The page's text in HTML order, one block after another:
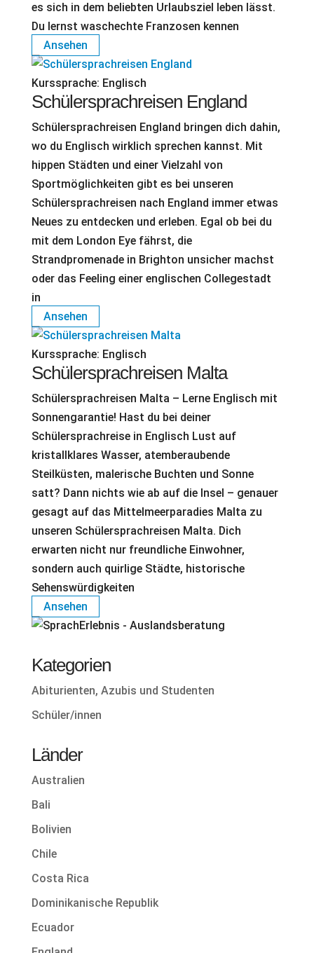
es sich in dem beliebten Urlaubsziel leben lässt.
Du lernst waschechte Franzosen kennen
Ansehen
Kurssprache: Englisch
Schülersprachreisen England
Schülersprachreisen England bringen dich dahin,
wo du Englisch wirklich sprechen kannst. Mit
hippen Städten und einer Vielzahl von
Sportmöglichkeiten gibt es bei unseren
Schülersprachreisen nach England immer etwas
Neues zu entdecken und erleben. Egal ob bei du
mit dem London Eye fährst, die
Strandpromenade in Brighton unsicher machst
oder das Feeling einer englischen Collegestadt
in
Ansehen
Kurssprache: Englisch
Schülersprachreisen Malta
Schülersprachreisen Malta – Lerne Englisch mit
Sonnengarantie! Hast du bei deiner
Schülersprachreise in Englisch Lust auf
kristallklares Wasser, atemberaubende
Steilküsten, malerische Buchten und Sonne
satt? Dann nichts wie ab auf die Insel – genauer
gesagt auf das Mittelmeerparadies Malta zu
unseren Schülersprachreisen Malta. Dich
erwarten nicht nur freundliche Einwohner,
sondern auch quirlige Städte, historische
Sehenswürdigkeiten
Ansehen
Kategorien
Abiturienten, Azubis und Studenten
Schüler/innen
Länder
Australien
Bali
Bolivien
Chile
Costa Rica
Dominikanische Republik
Ecuador